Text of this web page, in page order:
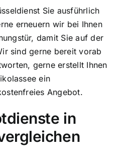
Sie ausführlich
erneuern wir bei Ihnen
damit Sie auf der
sind gerne bereit vorab
gerne erstellt Ihnen
ein
Angebot.
in